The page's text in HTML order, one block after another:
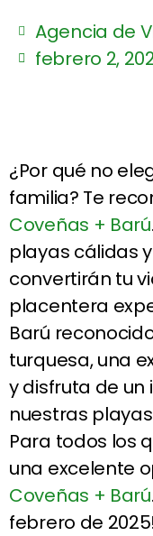
Agencia de
febrero 2,
¿Por qué no
familia? Te
Coveñas + Barú
playas cálidas
convertirán tu
placentera
Barú
turquesa, una
y disfruta de
nuestras
Para todos los
una excelente
Coveñas + Barú
febrero de 2025!